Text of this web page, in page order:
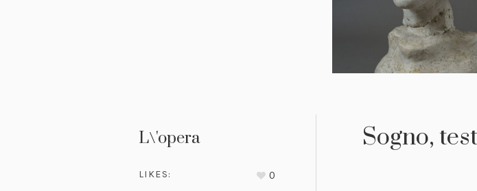
L\'opera
LIKES: 0
Sogno,